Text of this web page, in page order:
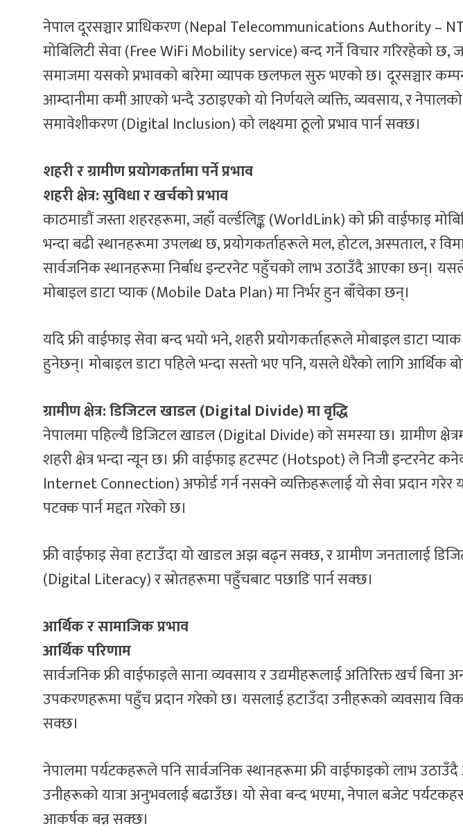
नेपाल दूरसञ्चार प्राधिकरण (Nepal Telecommunications Authority –
मोबिलिटी सेवा (Free WiFi Mobility service) बन्द गर्ने विचार गरिरहेको छ,
समाजमा यसको प्रभावको बारेमा व्यापक छलफल सुरु भएको छ। दूरसञ्चार
आम्दानीमा कमी आएको भन्दै उठाइएको यो निर्णयले व्यक्ति, व्यवसाय, र
समावेशीकरण (Digital Inclusion) को लक्ष्यमा ठूलो प्रभाव पार्न सक्छ।
शहरी र ग्रामीण प्रयोगकर्तामा पर्ने प्रभाव
शहरी क्षेत्र: सुविधा र खर्चको प्रभाव
काठमाडौं जस्ता शहरहरूमा, जहाँ वर्ल्डलिङ्क (WorldLink) को फ्री वाईफाइ
भन्दा बढी स्थानहरूमा उपलब्ध छ, प्रयोगकर्ताहरूले मल, होटल, अस्पताल, र
सार्वजनिक स्थानहरूमा निर्बाध इन्टरनेट पहुँचको लाभ उठाउँदै आएका छन्।
मोबाइल डाटा प्याक (Mobile Data Plan) मा निर्भर हुन बाँचेका छन्।
यदि फ्री वाईफाइ सेवा बन्द भयो भने, शहरी प्रयोगकर्ताहरूले मोबाइल डाटा
हुनेछन्। मोबाइल डाटा पहिले भन्दा सस्तो भए पनि, यसले धेरैको लागि आर्थिक
ग्रामीण क्षेत्र: डिजिटल खाडल (Digital Divide) मा वृद्धि
नेपालमा पहिल्यै डिजिटल खाडल (Digital Divide) को समस्या छ। ग्रामीण
शहरी क्षेत्र भन्दा न्यून छ। फ्री वाईफाइ हटस्पट (Hotspot) ले निजी इन्टरनेट
Internet Connection) अफोर्ड गर्न नसक्ने व्यक्तिहरूलाई यो सेवा प्रदान
पटक्क पार्न मद्दत गरेको छ।
फ्री वाईफाइ सेवा हटाउँदा यो खाडल अझ बढ्न सक्छ, र ग्रामीण जनतालाई
(Digital Literacy) र स्रोतहरूमा पहुँचबाट पछाडि पार्न सक्छ।
आर्थिक र सामाजिक प्रभाव
आर्थिक परिणाम
सार्वजनिक फ्री वाईफाइले साना व्यवसाय र उद्यमीहरूलाई अतिरिक्त खर्च बिना
उपकरणहरूमा पहुँच प्रदान गरेको छ। यसलाई हटाउँदा उनीहरूको व्यवसाय
सक्छ।
नेपालमा पर्यटकहरूले पनि सार्वजनिक स्थानहरूमा फ्री वाईफाइको लाभ
उनीहरूको यात्रा अनुभवलाई बढाउँछ। यो सेवा बन्द भएमा, नेपाल बजेट
आकर्षक बन्न सक्छ।